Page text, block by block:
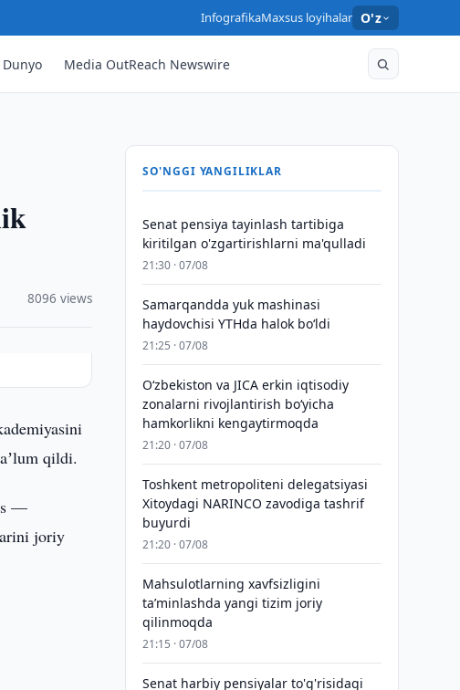
InfografikaMaxsus loyihalar O'z
Dunyo Media OutReach Newswire
8096 views
qildi.
—
joriy
SO'NGGI YANGILIKLAR
Senat pensiya tayinlash tartibiga
kiritilgan o'zgartirishlarni ma'qulladi
21:30 · 07/08
Samarqandda yuk mashinasi
haydovchisi YTHda halok bo‘ldi
21:25 · 07/08
Oʻzbekiston va JICA erkin iqtisodiy
zonalarni rivojlantirish boʻyicha
hamkorlikni kengaytirmoqda
21:20 · 07/08
Toshkent metropoliteni delegatsiyasi
Xitoydagi NARINCO zavodiga tashrif
buyurdi
21:20 · 07/08
Mahsulotlarning xavfsizligini
taʼminlashda yangi tizim joriy
qilinmoqda
21:15 · 07/08
Senat harbiy pensiyalar to'g'risidagi